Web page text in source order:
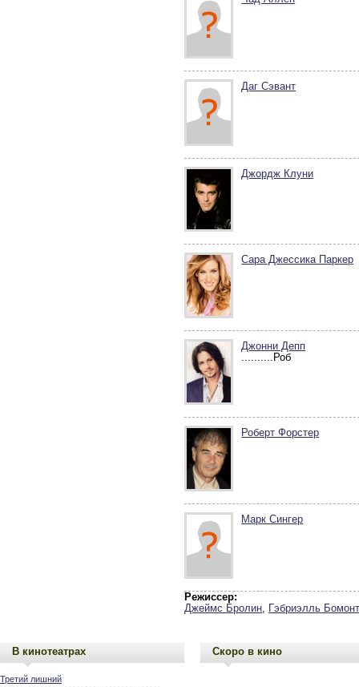
Даг Сэвант
Джордж Клуни
Сара Джесcика Паркер
Джонни Депп
..........Роб
Роберт Форстер
Марк Сингер
Режиссер:
Джеймс Бролин, Гэбриэлль Бомонт
В кинотеатрах
Третий лишний
Скоро в кино